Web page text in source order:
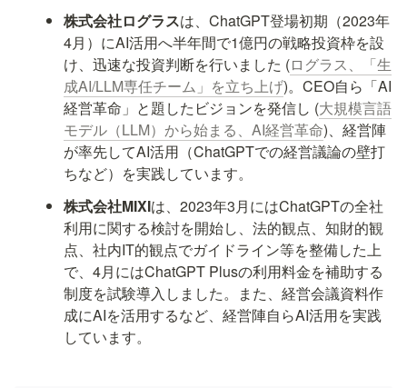
株式会社ログラスは、ChatGPT登場初期（2023年
4月）にAI活用へ半年間で1億円の戦略投資枠を設
け、迅速な投資判断を行いました (ログラス、「生
成AI/LLM専任チーム」を立ち上げ)。CEO自ら「AI
経営革命」と題したビジョンを発信し (大規模言語
モデル（LLM）から始まる、AI経営革命)、経営陣
が率先してAI活用（ChatGPTでの経営議論の壁打
ちなど）を実践しています。
株式会社MIXIは、2023年3月にはChatGPTの全社
利用に関する検討を開始し、法的観点、知財的観
点、社内IT的観点でガイドライン等を整備した上
で、4月にはChatGPT Plusの利用料金を補助する
制度を試験導入しました。また、経営会議資料作
成にAIを活用するなど、経営陣自らAI活用を実践
しています。